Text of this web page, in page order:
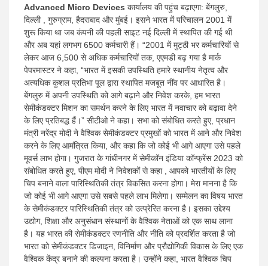
Advanced Micro Devices कार्यालय की पहुंच बढ़ाएगा: बेंगलुरु,
दिल्ली , गुरुग्राम, हैदराबाद और मुंबई। इसने भारत में परिचालन 2001 में
शुरू किया था जब कंपनी की पहली साइट नई दिल्ली में स्थापित की गई थी
और अब यहां लगभग 6500 कर्मचारी हैं। “2001 में मुट्ठी भर कर्मचारियों से
लेकर आज 6,500 से अधिक कर्मचारियों तक, एएमडी बढ़ गया है मार्क
पेपरमास्टर ने कहा, “भारत में इसकी उपस्थिति हमारे स्थानीय नेतृत्व और
अत्यधिक कुशल प्रतिभा पूल द्वारा स्थापित मजबूत नींव पर आधारित है।
बेंगलुरु में अपनी उपस्थिति को आगे बढ़ाने और निवेश करके, हम भारत
सेमीकंडक्टर मिशन का समर्थन करने के लिए भारत में नवाचार को बढ़ावा देने
के लिए प्रतिबद्ध हैं।” सीटीओ ने कहा। सभा को संबोधित करते हुए, प्रधान
मंत्री नरेंद्र मोदी ने वैश्विक सेमीकंडक्टर प्रमुखों को भारत में आने और निवेश
करने के लिए आमंत्रित किया, और कहा कि जो कोई भी आगे आएगा उसे पहले
मूवर्स लाभ होगा। गुजरात के गांधीनगर में सेमीकॉन इंडिया कॉन्फ्रेंस 2023 को
संबोधित करते हुए, पीएम मोदी ने निवेशकों से कहा , आपको भारतीयों के लिए
चिप बनाने वाला पारिस्थितिकी तंत्र विकसित करना होगा। मेरा मानना है कि
जो कोई भी आगे आएगा उसे सबसे पहले लाभ मिलेगा। सम्मेलन का विषय भारत
के सेमीकंडक्टर पारिस्थितिकी तंत्र को उत्प्रेरित करना है। इसका उद्देश्य
उद्योग, शिक्षा और अनुसंधान संस्थानों के वैश्विक नेताओं को एक साथ लाना
है। यह भारत की सेमीकंडक्टर रणनीति और नीति को प्रदर्शित करता है जो
भारत को सेमीकंडक्टर डिजाइन, विनिर्माण और प्रौद्योगिकी विकास के लिए एक
वैश्विक केंद्र बनाने की कल्पना करता है। उन्होंने कहा, भारत वैश्विक चिप